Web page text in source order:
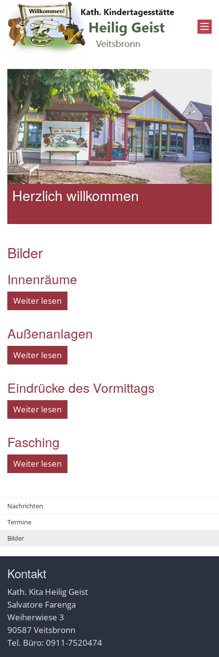
Herzlich willkommen
Bilder
Innenräume
Weiter lesen
Außenanlagen
Weiter lesen
Eindrücke des Vormittags
Weiter lesen
Fasching
Weiter lesen
Nachrichten
Termine
Bilder
Kontakt
Kath. Kita Heilig Geist
Salvatore Farenga
Weiherwiese 3
90587 Veitsbronn
Tel. Büro: 0911-7520474